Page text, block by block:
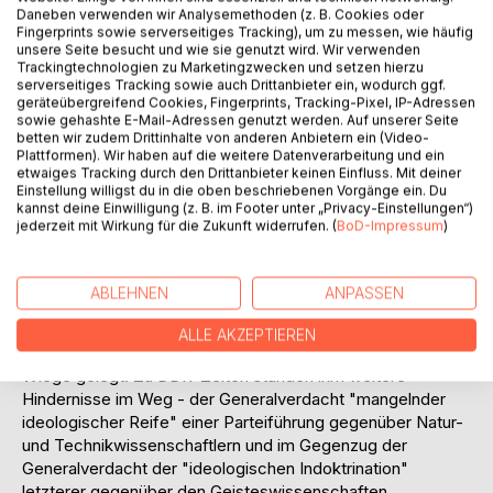
Titel bewerten
BESCHREIBUNG
Mit diesem Heft möchten wir an Rudolf Rochhausen
Dialogs zu den Fragen unserer Zeit zwischen
Geisteswissenschaftlern sowie Natur- und
Technikwissenschaftlern. Ein solcher Ort des Dialogs ist
auch der universitas litterarum heutiger Prägung nicht in die
Hindernisse im Weg - der Generalverdacht "mangelnder
ideologischer Reife" einer Parteiführung gegenüber Natur-
und Technikwissenschaftlern und im Gegenzug der
Generalverdacht der "ideologischen Indoktrination"
Daneben verwenden wir Analysemethoden (z. B. Cookies oder
Fingerprints sowie serverseitiges Tracking), um zu messen, wie häufig
unsere Seite besucht und wie sie genutzt wird. Wir verwenden
Trackingtechnologien zu Marketingzwecken und setzen hierzu
serverseitiges Tracking sowie auch Drittanbieter ein, wodurch ggf.
geräteübergreifend Cookies, Fingerprints, Tracking-Pixel, IP-Adressen
sowie gehashte E-Mail-Adressen genutzt werden. Auf unserer Seite
betten wir zudem Drittinhalte von anderen Anbietern ein (Video-
Plattformen). Wir haben auf die weitere Datenverarbeitung und ein
etwaiges Tracking durch den Drittanbieter keinen Einfluss. Mit deiner
Einstellung willigst du in die oben beschriebenen Vorgänge ein. Du
kannst deine Einwilligung (z. B. im Footer unter „Privacy-Einstellungen“)
jederzeit mit Wirkung für die Zukunft widerrufen. (BoD-Impressum)
ABLEHNEN ANPASSEN
ALLE AKZEPTIEREN